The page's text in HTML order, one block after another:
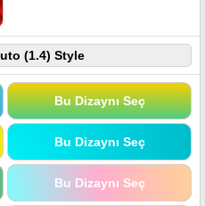
(1.4) Style
Bu Dizaynı Seç
Bu Dizaynı Seç
Bu Dizaynı Seç